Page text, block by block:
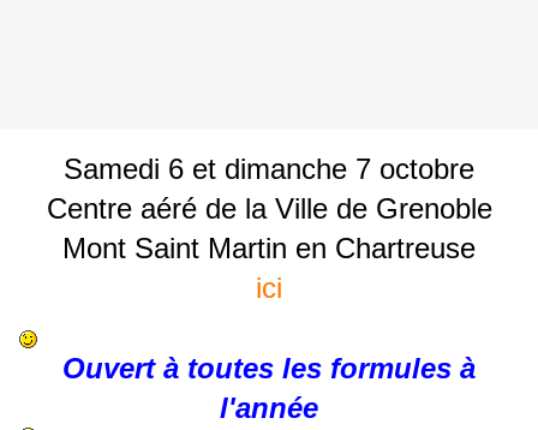
Samedi 6 et dimanche 7 octobre
Centre aéré de la Ville de Grenoble
Mont Saint Martin en Chartreuse
ici
Ouvert à toutes les formules à
l'année